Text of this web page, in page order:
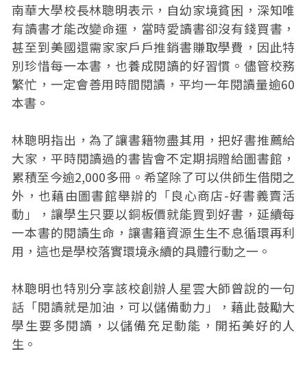
南華大學校長林聰明表示，自幼家境貧困，深知唯
有讀書才能改變命運，當時愛讀書卻沒有錢買書，
甚至到美國還需家家戶戶推銷書賺取學費，因此特
別珍惜每一本書，也養成閱讀的好習慣。儘管校務
繁忙，一定會善用時間閱讀，平均一年閱讀量逾60
本書。
林聰明指出，為了讓書籍物盡其用，把好書推薦給
大家，平時閱讀過的書皆會不定期捐贈給圖書館，
累積至今逾2,000多冊。希望除了可以供師生借閱之
外，也藉由圖書館舉辦的「良心商店-好書義賣活
動」，讓學生只要以銅板價就能買到好書，延續每
一本書的閱讀生命，讓書籍資源生生不息循環再利
用，這也是學校落實環境永續的具體行動之一。
林聰明也特別分享該校創辦人星雲大師曾說的一句
話「閱讀就是加油，可以儲備動力」，藉此鼓勵大
學生要多閱讀，以儲備充足動能，開拓美好的人
生。